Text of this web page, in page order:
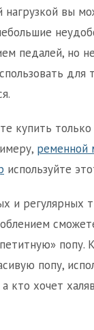
нагрузкой вы
педалей, но
для
купить
ременной
используйте
и регулярных
попу.
попу,
кто хочет